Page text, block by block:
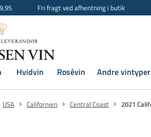
Fri fragt ved afhentning i butik
Hvidvin Rosévin Andre vintyper
USA Californien Central Coast 2021